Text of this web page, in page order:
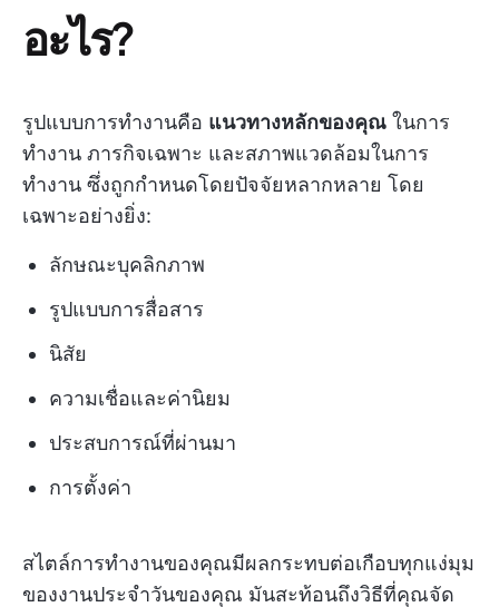
อะไร?
รูปแบบการทำงานคือ แนวทางหลักของคุณ ในการ
ทำงาน ภารกิจเฉพาะ และสภาพแวดล้อมในการ
ทำงาน ซึ่งถูกกำหนดโดยปัจจัยหลากหลาย โดย
เฉพาะอย่างยิ่ง:
ลักษณะบุคลิกภาพ
รูปแบบการสื่อสาร
นิสัย
ความเชื่อและค่านิยม
ประสบการณ์ที่ผ่านมา
การตั้งค่า
สไตล์การทำงานของคุณมีผลกระทบต่อเกือบทุกแง่มุม
ของงานประจำวันของคุณ มันสะท้อนถึงวิธีที่คุณจัด